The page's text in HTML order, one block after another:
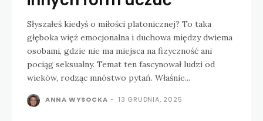
Słyszałeś kiedyś o miłości platonicznej? To taka
głęboka więź emocjonalna i duchowa między dwiema
osobami, gdzie nie ma miejsca na fizyczność ani
pociąg seksualny. Temat ten fascynował ludzi od
wieków, rodząc mnóstwo pytań. Właśnie...
ANNA WYSOCKA - 13 GRUDNIA, 2025